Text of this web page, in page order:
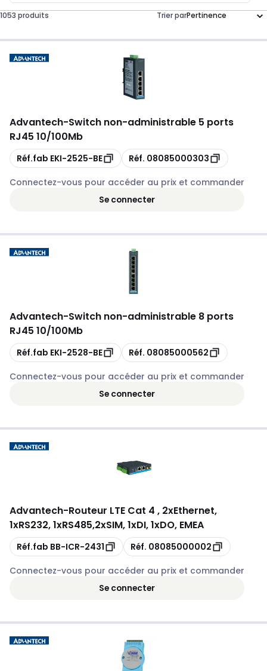
1053 produits Trier par
Advantech-Switch non-administrable 5 ports
RJ45 10/100Mb
Copie
Réf.fab EKI-2525-BE Copie
Réf. 08085000303
Connectez-vous pour accéder au prix et commander
Se connecter
Advantech-Switch non-administrable 8 ports
RJ45 10/100Mb
Copie
Réf.fab EKI-2528-BE Copie
Réf. 08085000562
Connectez-vous pour accéder au prix et commander
Se connecter
Advantech-Routeur LTE Cat 4 , 2xEthernet,
1xRS232, 1xRS485,2xSIM, 1xDI, 1xDO, EMEA
Copie
Réf.fab BB-ICR-2431 Copie
Réf. 08085000002
Connectez-vous pour accéder au prix et commander
Se connecter